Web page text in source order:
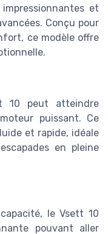
et
Conçu pour
ce modèle offre
10 peut atteindre
puissant. Ce
et rapide, idéale
en pleine
le Vsett 10
pouvant aller